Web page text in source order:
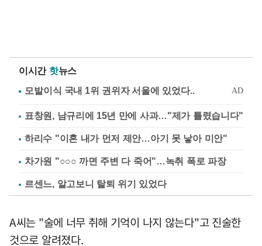
이시간 핫뉴스
표창원, 남규리에 15년 만에 사과…"제가 틀렸습니다"
하리수 "이혼 내가 먼저 제안…아기 못 낳아 미안"
차가원 "○○○ 까면 주변 다 죽어"…녹취 폭로 파장
르센느, 알고보니 탈퇴 위기 있었다
A씨는 "술에 너무 취해 기억이 나지 않는다"고 진술한
것으로 알려졌다.